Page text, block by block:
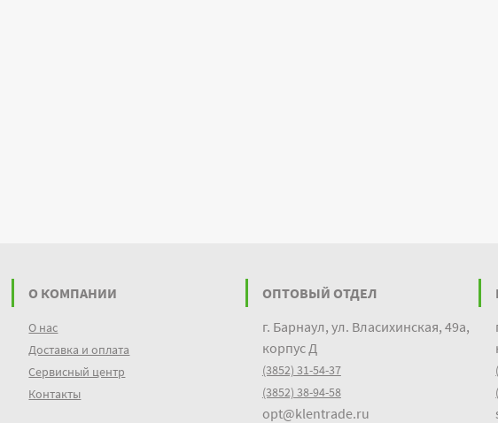
О КОМПАНИИ
О нас
Доставка и оплата
Сервисный центр
Контакты
ОПТОВЫЙ ОТДЕЛ
г. Барнаул, ул. Власихинская, 49а,
корпус Д
(3852) 31-54-37
(3852) 38-94-58
opt@klentrade.ru